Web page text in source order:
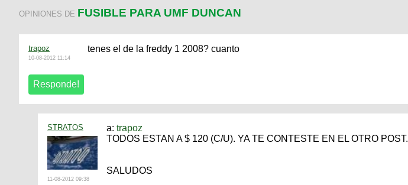
OPINIONES DE FUSIBLE PARA UMF DUNCAN
trapoz
10-08-2012 11:14
tenes el de la freddy 1 2008? cuanto
STRATOS
11-08-2012 09:38
a: trapoz
TODOS ESTAN A $ 120 (C/U). YA TE CONTESTE EN EL OTRO POST.
SALUDOS